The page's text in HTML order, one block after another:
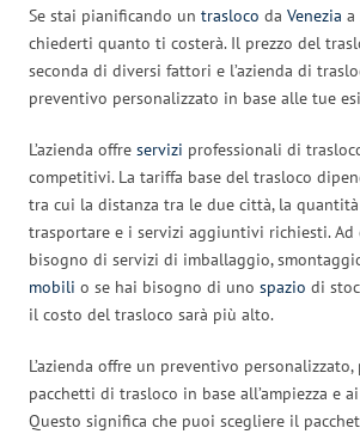
Se stai pianificando un trasloco da Venezia a
chiederti quanto ti costerà. Il prezzo del
seconda di diversi fattori e l’azienda di
preventivo personalizzato in base alle tue
L’azienda offre servizi professionali di
competitivi. La tariffa base del trasloco
tra cui la distanza tra le due città, la
trasportare e i servizi aggiuntivi richiesti. Ad
bisogno di servizi di imballaggio,
mobili o se hai bisogno di uno spazio di
il costo del trasloco sarà più alto.
L’azienda offre un preventivo
pacchetti di trasloco in base all’ampiezza e
Questo significa che puoi scegliere il